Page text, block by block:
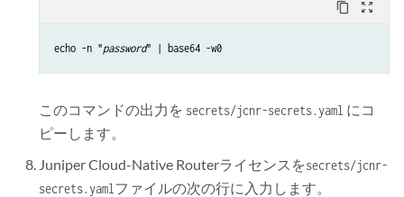
content_copy zoom_out_map
echo -n "password" | base64 -w0
このコマンドの出力を secrets/jcnr-secrets.yaml にコ
ピーします。
Juniper Cloud-Native Routerライセンスをsecrets/jcnr-
secrets.yamlファイルの次の行に入力します。